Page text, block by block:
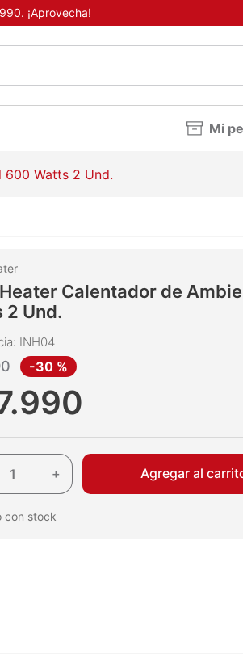
¡Aprovecha!
Mi
600 Watts 2 Und.
Calentador de
2 Und.
: INH04
-30 %
.990
＋ Agregar al
con stock